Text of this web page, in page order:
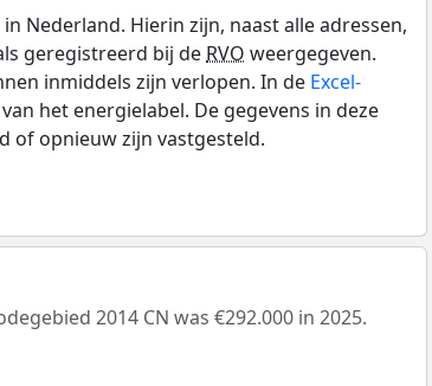
Nederland. Hierin zijn, naast alle adressen,
geregistreerd bij de RVO weergegeven.
inmiddels zijn verlopen. In de Excel-
het energielabel. De gegevens in deze
of opnieuw zijn vastgesteld.
2014 CN was €292.000 in 2025.